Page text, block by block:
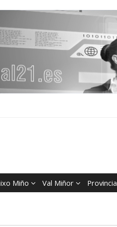
Miño Val Miñor Provincia